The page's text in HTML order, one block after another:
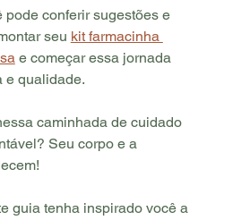
pode conferir sugestões e
seu kit farmacinha
e começar essa jornada
e qualidade.
caminhada de cuidado
Seu corpo e a
guia tenha inspirado você a